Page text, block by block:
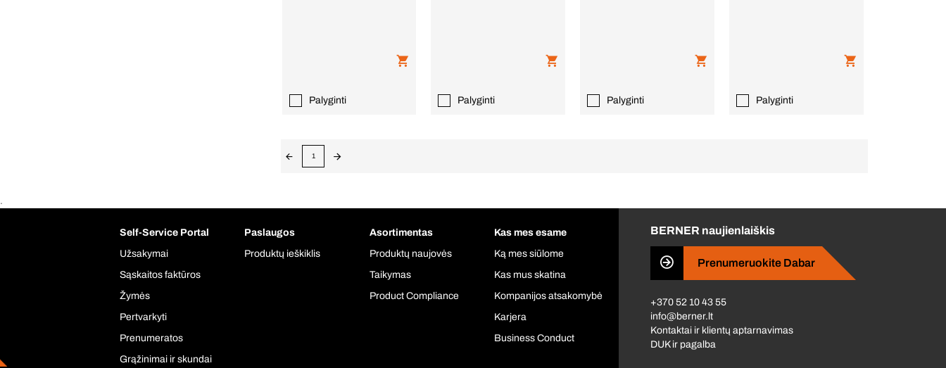
Palyginti Palyginti Palyginti Palyginti
1
.
Self-Service Portal
Užsakymai
Sąskaitos faktūros
Žymės
Pertvarkyti
Prenumeratos
Grąžinimai ir skundai
Paslaugos
Produktų ieškiklis
Asortimentas
Produktų naujovės
Taikymas
Product Compliance
Kas mes esame
Ką mes siūlome
Kas mus skatina
Kompanijos atsakomybė
Karjera
Business Conduct
BERNER naujienlaiškis
Prenumeruokite Dabar
+370 52 10 43 55
info@berner.lt
Kontaktai ir klientų aptarnavimas
DUK ir pagalba